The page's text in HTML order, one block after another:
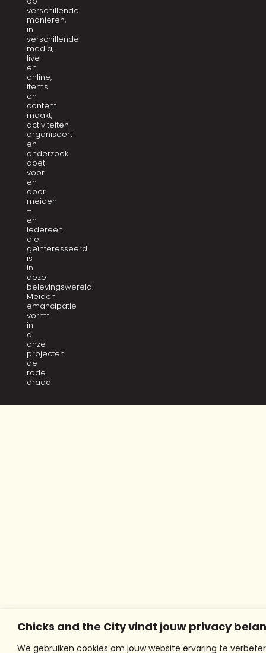
Chicks and the City vindt jouw privacy
We gebruiken cookies om jouw website ervaring te
verschillende
manieren,
in
verschillende
media,
live
en
online,
items
en
content
maakt,
activiteiten
organiseert
en
onderzoek
doet
voor
en
door
meiden
–
en
iedereen
die
geïnteresseerd
is
in
deze
belevingswereld.
Meiden
emancipatie
vormt
in
al
onze
projecten
de
rode
draad.